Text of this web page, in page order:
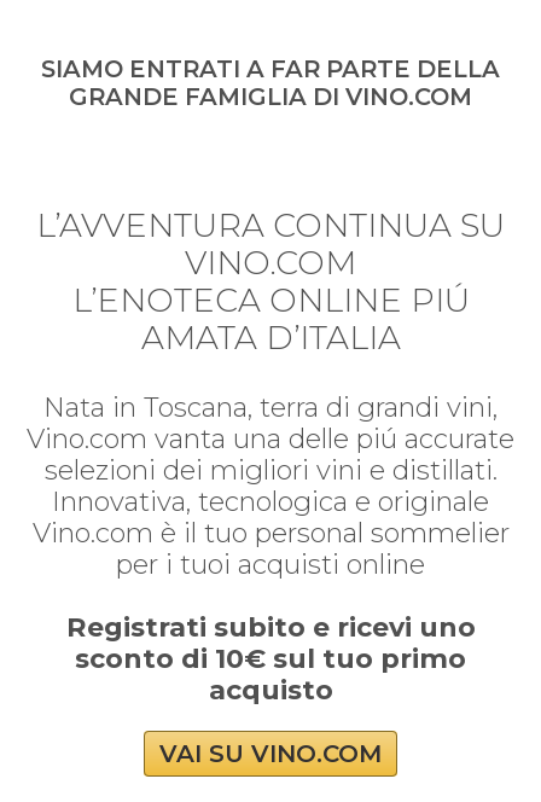
SIAMO ENTRATI A FAR PARTE DELLA
GRANDE FAMIGLIA DI VINO.COM
L’AVVENTURA CONTINUA SU
VINO.COM
L’ENOTECA ONLINE PIÚ
AMATA D’ITALIA
Nata in Toscana, terra di grandi vini,
Vino.com vanta una delle piú accurate
selezioni dei migliori vini e distillati.
Innovativa, tecnologica e originale
Vino.com è il tuo personal sommelier
per i tuoi acquisti online
Registrati subito e ricevi uno
sconto di 10€ sul tuo primo
acquisto
VAI SU VINO.COM